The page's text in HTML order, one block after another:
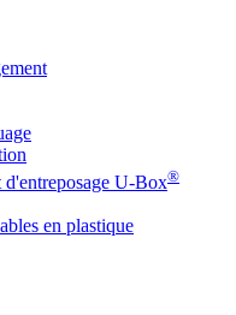
U-Box®
en plastique